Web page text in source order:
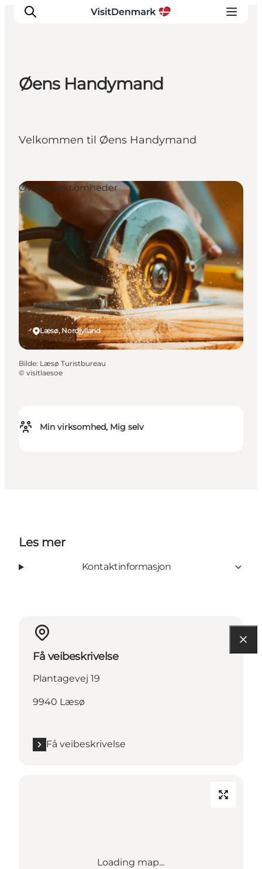
Aktiviteter
Øens Handymand
Velkommen til Øens Handymand
Min virksomhed, Mig selv
Læsø, Nordjylland
Øvrige virksomheder
Bilde: Læsø Turistbureau
© visitlaesoe
Les mer
Kontaktinformasjon
Få veibeskrivelse
Plantagevej 19
9940 Læsø
Få veibeskrivelse
Loading map...